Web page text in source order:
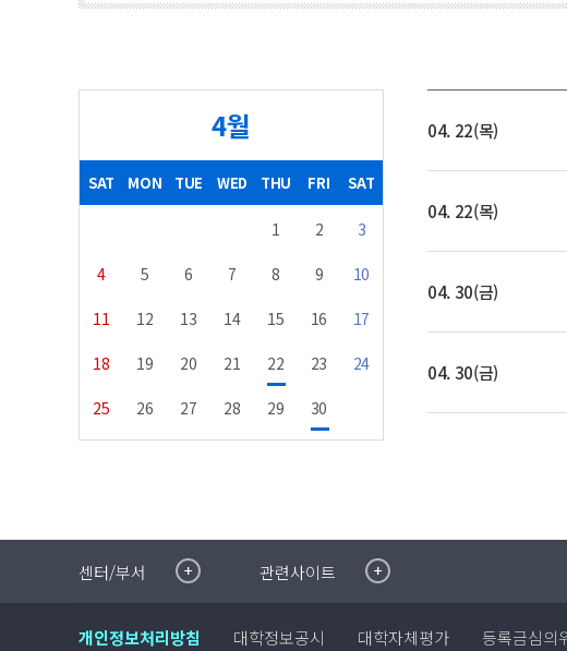
4월
SAT MON TUE WED THU FRI SAT
1 2 3
4 5 6 7 8 9 10
11 12 13 14 15 16 17
18 19 20 21 22 23 24
25 26 27 28 29 30
04. 22(목)
04. 22(목)
04. 30(금)
04. 30(금)
센터/부서취·창업지원센터
학생생활관
관련사이트
이메일무단수집거부
증명발급사이트
개인정보처리방침 대학정보공시 대학자체평가 등록금심의